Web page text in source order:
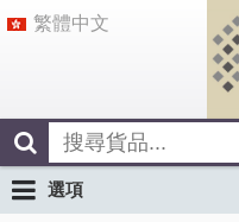
繁體中文
選項